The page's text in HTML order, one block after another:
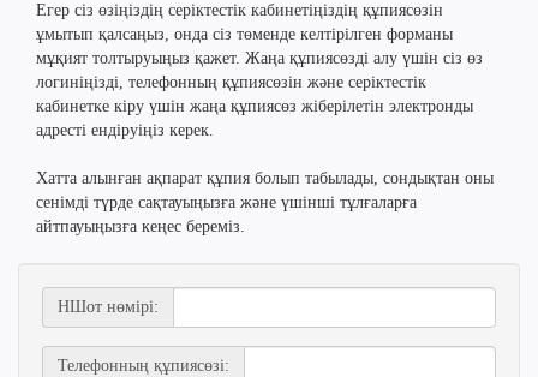
Егер сіз өзіңіздің серіктестік кабинетіңіздің құпиясөзін
ұмытып қалсаңыз, онда сіз төменде келтірілген форманы
мұқият толтыруыңыз қажет. Жаңа құпиясөзді алу үшін сіз өз
логиніңізді, телефонның құпиясөзін және серіктестік
кабинетке кіру үшін жаңа құпиясөз жіберілетін электронды
адресті ендіруіңіз керек.
Хатта алынған ақпарат құпия болып табылады, сондықтан оны
сенімді түрде сақтауыңызға және үшінші тұлғаларға
айтпауыңызға кеңес береміз.
НШот нөмірі:
Телефонның құпиясөзі: